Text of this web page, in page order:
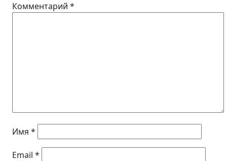
Комментарий *
Имя *
Email *